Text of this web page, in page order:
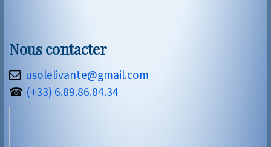
Nous contacter
usolelivante@gmail.com
☎ (+33) 6.89.86.84.34